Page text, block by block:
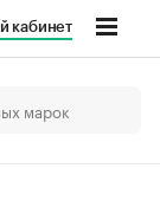
кабинет